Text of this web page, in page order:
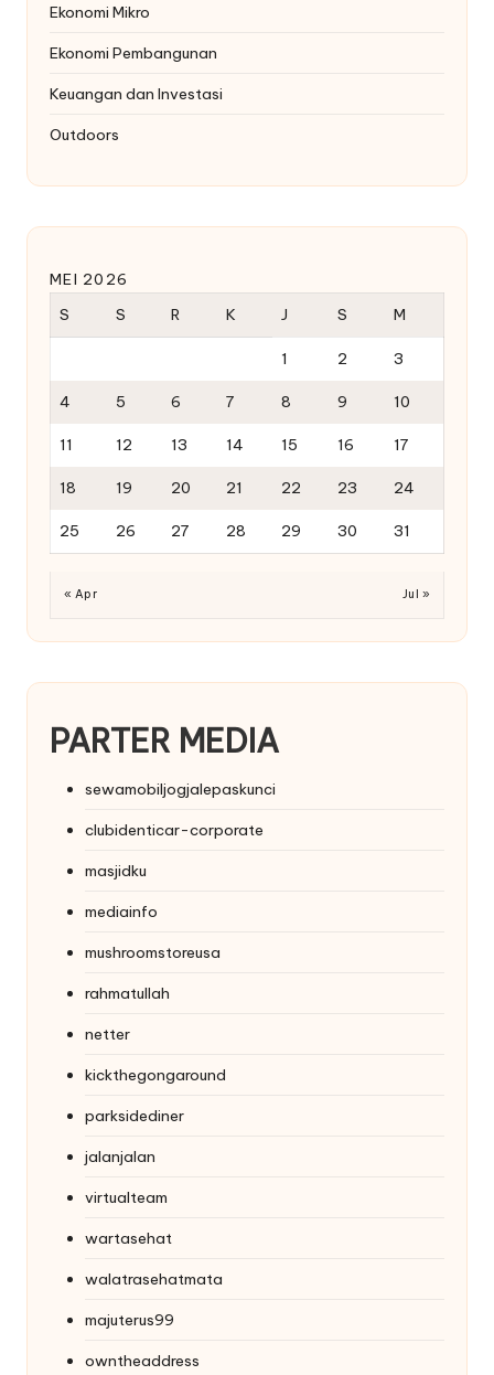
Ekonomi Mikro
Ekonomi Pembangunan
Keuangan dan Investasi
Outdoors
MEI 2026
S
S R K J S M
1 2 3
4 5 6 7 8 9 10
11 12 13 14 15 16 17
18 19 20 21 22 23 24
25 26 27 28 29 30 31
« Apr Jul »
PARTER MEDIA
sewamobiljogjalepaskunci
clubidenticar-corporate
masjidku
mediainfo
mushroomstoreusa
rahmatullah
netter
kickthegongaround
parksidediner
jalanjalan
virtualteam
wartasehat
walatrasehatmata
majuterus99
owntheaddress